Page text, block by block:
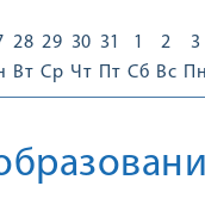
28
Вт
29
Ср
30
Чт
31
Пт
1
Сб
2
Вс
3